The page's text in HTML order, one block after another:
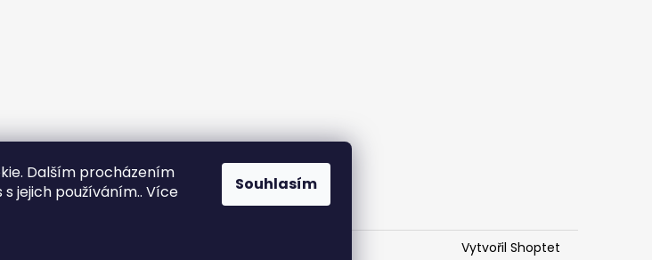
Dalším procházením
jejich používáním.. Více
Souhlasím
Vytvořil Shoptet